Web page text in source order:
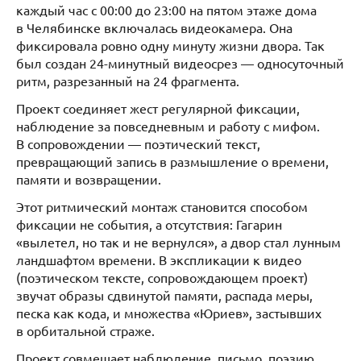
каждый час с 00:00 до 23:00 на пятом этаже дома
в Челябинске включалась видеокамера. Она
фиксировала ровно одну минуту жизни двора. Так
был создан 24-минутный видеосрез — односуточный
ритм, разрезанный на 24 фрагмента.
Проект соединяет жест регулярной фиксации,
наблюдение за повседневным и работу с мифом.
В сопровождении — поэтический текст,
превращающий запись в размышление о времени,
памяти и возвращении.
Этот ритмический монтаж становится способом
фиксации не события, а отсутствия: Гагарин
«вылетел, но так и не вернулся», а двор стал лунным
ландшафтом времени. В экспликации к видео
(поэтическом тексте, сопровождающем проект)
звучат образы сдвинутой памяти, распада меры,
песка как кода, и множества «Юриев», застывших
в орбитальной стражe.
Проект совмещает наблюдение, письмо, поэзию